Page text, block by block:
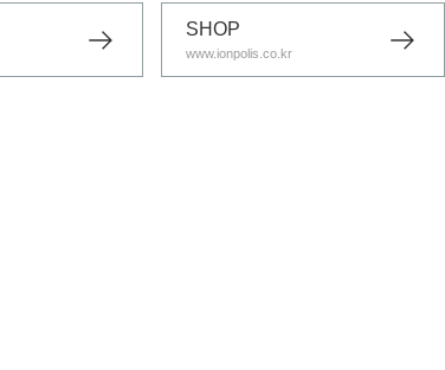
SHOP
www.ionpolis.co.kr